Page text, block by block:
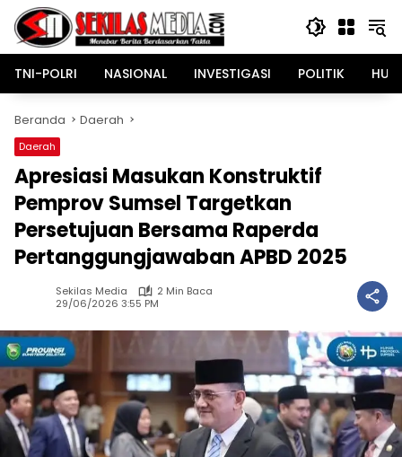
Langsung
konten
TNI-POLRI
NASIONAL INVESTIGASI POLITIK
Beranda Daerah
Daerah
Apresiasi Masukan Konstruktif
Pemprov Sumsel Targetkan
Persetujuan Bersama Raperda
Pertanggungjawaban APBD 2025
Sekilas Media
2 Min Baca
29/06/2026 3:55 PM